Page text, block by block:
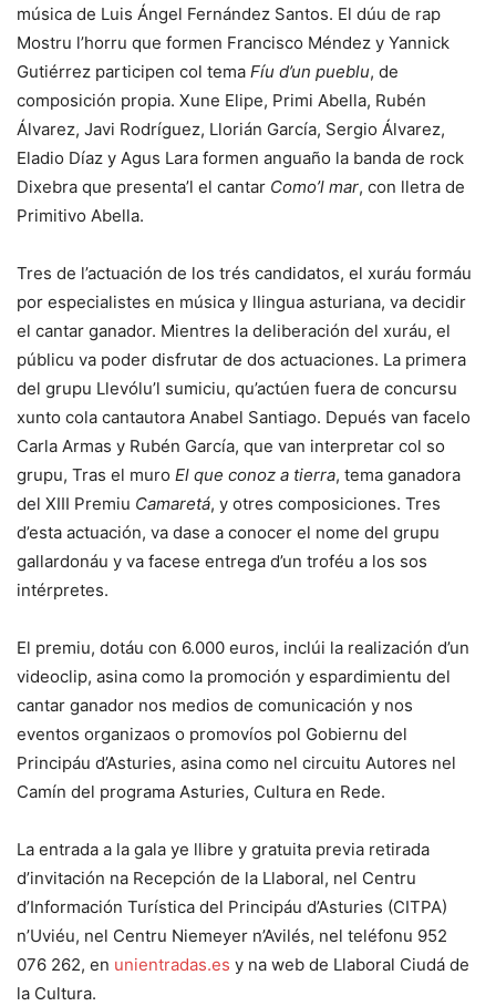
música de Luis Ángel Fernández Santos. El dúu de rap
Mostru l’horru que formen Francisco Méndez y Yannick
Gutiérrez participen col tema Fíu d’un pueblu, de
composición propia. Xune Elipe, Primi Abella, Rubén
Álvarez, Javi Rodríguez, Llorián García, Sergio Álvarez,
Eladio Díaz y Agus Lara formen anguaño la banda de rock
Dixebra que presenta’l el cantar Como’l mar, con lletra de
Primitivo Abella.
Tres de l’actuación de los trés candidatos, el xuráu formáu
por especialistes en música y llingua asturiana, va decidir
el cantar ganador. Mientres la deliberación del xuráu, el
públicu va poder disfrutar de dos actuaciones. La primera
del grupu Llevólu’l sumiciu, qu’actúen fuera de concursu
xunto cola cantautora Anabel Santiago. Depués van facelo
Carla Armas y Rubén García, que van interpretar col so
grupu, Tras el muro El que conoz a tierra, tema ganadora
del XIII Premiu Camaretá, y otres composiciones. Tres
d’esta actuación, va dase a conocer el nome del grupu
gallardonáu y va facese entrega d’un troféu a los sos
intérpretes.
El premiu, dotáu con 6.000 euros, inclúi la realización d’un
videoclip, asina como la promoción y espardimientu del
cantar ganador nos medios de comunicación y nos
eventos organizaos o promovíos pol Gobiernu del
Principáu d’Asturies, asina como nel circuitu Autores nel
Camín del programa Asturies, Cultura en Rede.
La entrada a la gala ye llibre y gratuita previa retirada
d’invitación na Recepción de la Llaboral, nel Centru
d’Información Turística del Principáu d’Asturies (CITPA)
n’Uviéu, nel Centru Niemeyer n’Avilés, nel teléfonu 952
076 262, en unientradas.es y na web de Llaboral Ciudá de
la Cultura.